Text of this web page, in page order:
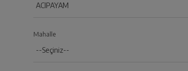
Mahalle